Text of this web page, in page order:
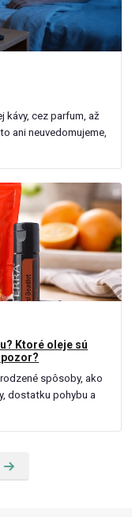
kávy, cez parfum, až
ani neuvedomujeme,
Ktoré oleje sú
spôsoby, ako
dostatku pohybu a